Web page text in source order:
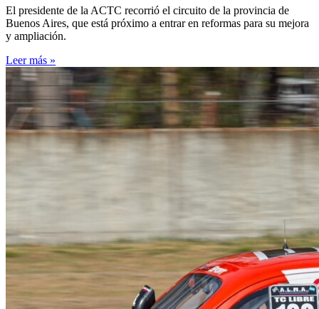
El presidente de la ACTC recorrió el circuito de la provincia de
Buenos Aires, que está próximo a entrar en reformas para su mejora
y ampliación.
Leer más »